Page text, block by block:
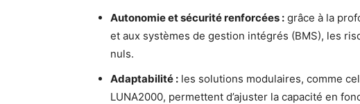
Autonomie et sécurité renforcées : grâce à la
et aux systèmes de gestion intégrés (BMS), les
nuls.
Adaptabilité : les solutions modulaires, comme
LUNA2000, permettent d’ajuster la capacité en